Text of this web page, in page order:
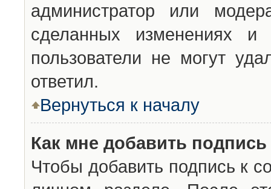
администратор или
сделанных изменениях
пользователи не могут
ответил.
Вернуться к началу
Как мне добавить
Чтобы добавить подпись к